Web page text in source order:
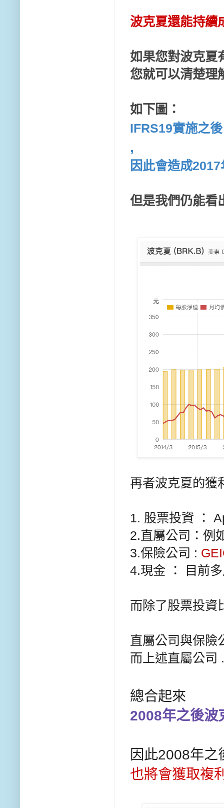
波克夏還能持續
如果您對波克夏
您就可以清楚理
如下圖：
IFRS19實施之
,
因此會造成
但是我們仍能看
再者波克夏的獲
1. 股票投資 ：
2.直屬公司：例
3.保險公司 :
4.現金 ： 目前
而除了股票投資
直屬公司與保險
而上述直屬公司
總合起來
2008年之後波
因此2008年
也將會獲取複